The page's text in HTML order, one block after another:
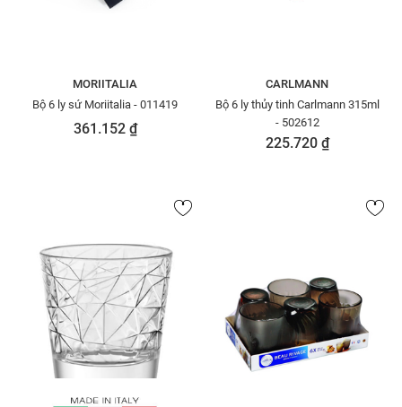
MORIITALIA
Bộ 6 ly sứ Moriitalia - 011419
361.152 ₫
CARLMANN
Bộ 6 ly thủy tinh Carlmann 315ml
- 502612
225.720 ₫